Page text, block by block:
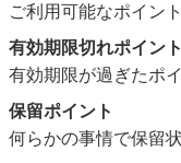
ご利用可能なポイント
有効期限切れポイント
有効期限が過ぎたポ
保留ポイント
何らかの事情で保留